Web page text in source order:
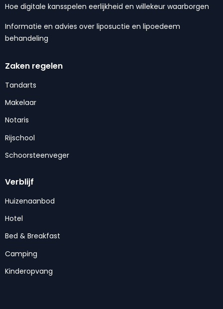
Hoe digitale kansspelen eerlijkheid en willekeur waarborgen
Informatie en advies over liposuctie en lipoedeem
behandeling
Zaken regelen
Tandarts
Makelaar
Notaris
Rijschool
Schoorsteenveger
Verblijf
Huizenaanbod
Hotel
Bed & Breakfast
Camping
Kinderopvang